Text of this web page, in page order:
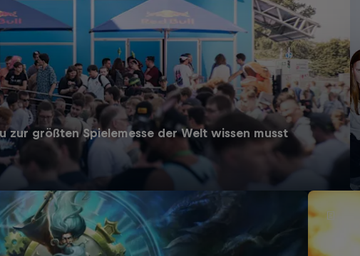
zur größten Spielemesse der Welt wissen musst